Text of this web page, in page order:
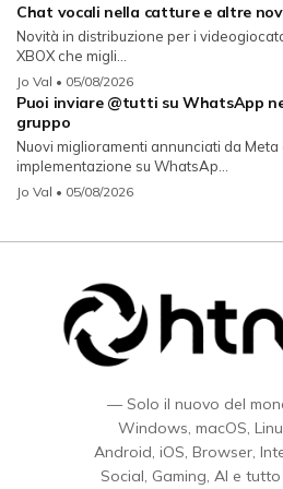
Chat vocali nella catture e altre
Novità in distribuzione per i
XBOX che migli...
Jo Val • 05/08/2026
Puoi inviare @tutti su WhatsApp
gruppo
Nuovi miglioramenti annunciati da Meta
implementazione su WhatsAp...
Jo Val • 05/08/2026
— Solo il nuovo del
Windows, macOS,
Android, iOS, Browser,
Social, Gaming, AI e